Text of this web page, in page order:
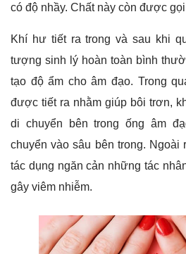
có độ nhầy. Chất này còn được
Khí hư tiết ra trong và sau khi
tượng sinh lý hoàn toàn bình
tạo độ ẩm cho âm đạo. Trong
được tiết ra nhằm giúp bôi trơn,
di chuyển bên trong ống âm
chuyển vào sâu bên trong. Ngoài
tác dụng ngăn cản những tác
gây viêm nhiễm.